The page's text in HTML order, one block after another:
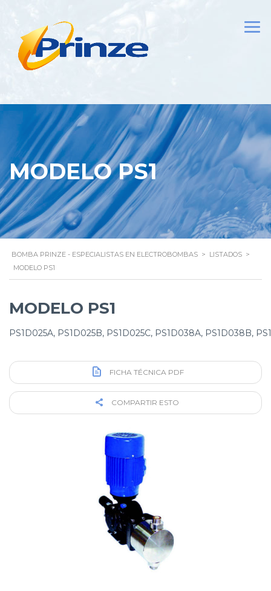
MODELO PS1
BOMBA PRINZE - ESPECIALISTAS EN ELECTROBOMBAS > LISTADOS >
MODELO PS1
MODELO PS1
PS1D025A, PS1D025B, PS1D025C, PS1D038A, PS1D038B,
FICHA TÉCNICA PDF
COMPARTIR ESTO